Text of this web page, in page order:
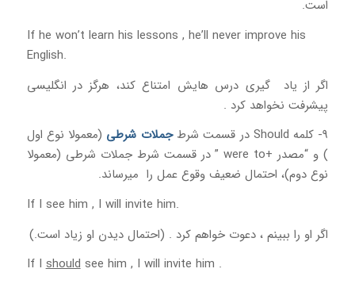
است.
If he won’t learn his lessons , he’ll never improve his
English.
اگر از یاد گیری درس هایش امتناع کند، هرگز در انگلیسی
پیشرفت نخواهد کرد .
9- کلمه Should در قسمت شرط
جملات شرطی (معمولا نوع اول
) و “مصدر +were to ” در قسمت شرط جملات شرطی (معمولا
نوع دوم)، احتمال ضعیف وقوع عمل را میرساند.
If I see him , I will invite him.
اگر او را ببینم ، دعوت خواهم کرد . (احتمال دیدن او زیاد است.)
If Ishouldsee him , I will invite him .